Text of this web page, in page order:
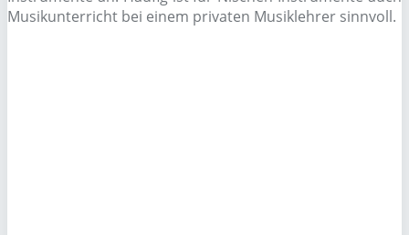
Musikunterricht bei einem privaten Musiklehrer sinnvoll.